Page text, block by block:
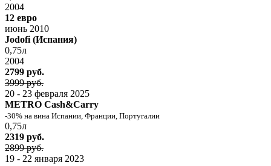
2004
12 евро
июнь 2010
Jodofi (Испания)
0,75л
2004
2799 руб.
3999 руб.
20 - 23 февраля 2025
METRO Cash&Carry
-30% на вина Испании, Франции, Португалии
0,75л
2319 руб.
2899 руб.
19 - 22 января 2023